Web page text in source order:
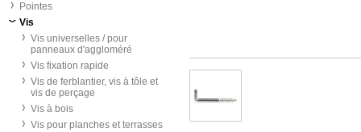
Pointes
Vis
Vis universelles / pour
panneaux d'aggloméré
Vis fixation rapide
Vis de ferblantier, vis à tôle et
vis de perçage
Vis à bois
Vis pour planches et terrasses